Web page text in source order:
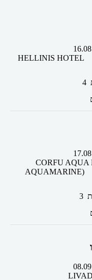
16.08
HELLINIS HOTEL
17.08
CORFU
AQUAMARINE)
08.09